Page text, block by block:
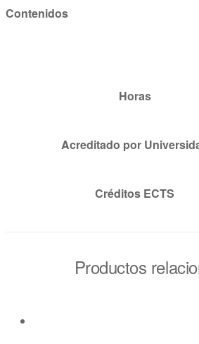
Contenidos
Horas
Acreditado por
Créditos ECTS
Productos